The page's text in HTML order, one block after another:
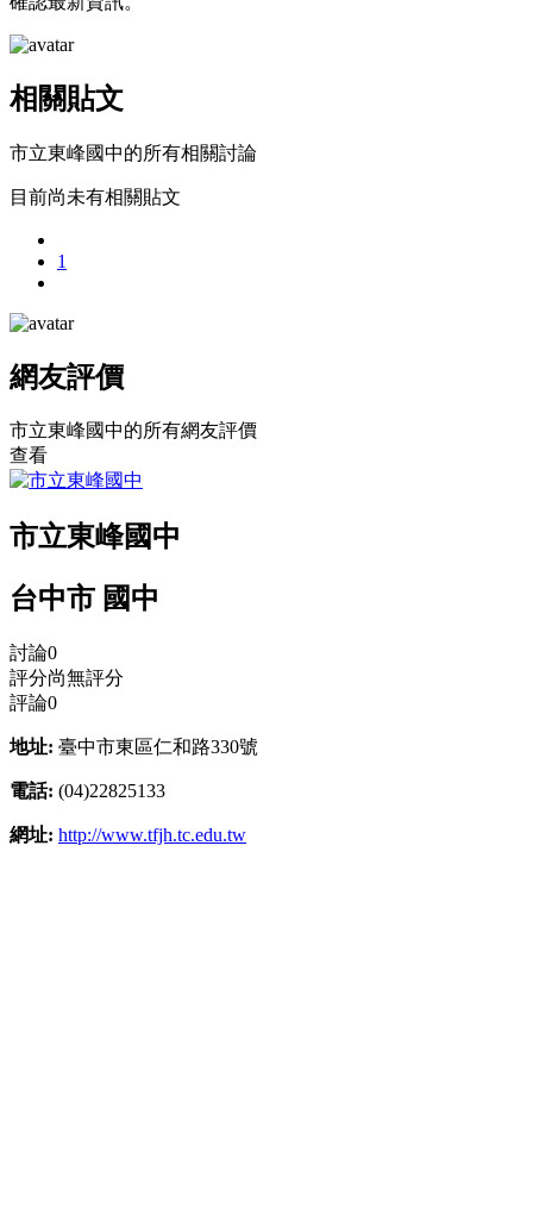
相關貼文
市立東峰國中的所有相關討論
目前尚未有相關貼文
1
網友評價
市立東峰國中的所有網友評價
查看
市立東峰國中
台中市 國中
討論0
評分尚無評分
評論0
地址: 臺中市東區仁和路330號
電話: (04)22825133
網址: http://www.tfjh.tc.edu.tw